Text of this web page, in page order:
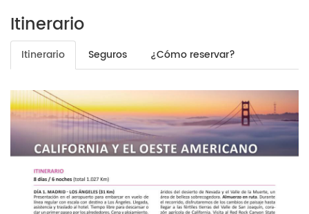
Itinerario
Itinerario Seguros ¿Cómo reservar?